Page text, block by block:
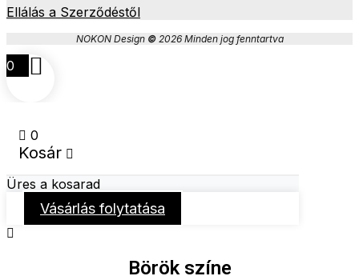
Ellálás a Szerződéstől
NOKON Design ©2026 Minden jog fenntartva
0
0
Kosár
Üres a kosarad
Vásárlás folytatása
Börök színe